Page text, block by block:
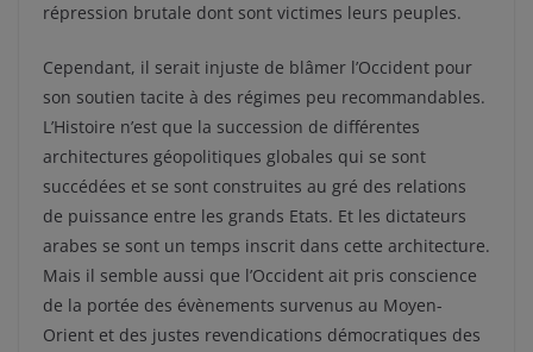
répression brutale dont sont victimes leurs peuples.
Cependant, il serait injuste de blâmer l’Occident pour
son soutien tacite à des régimes peu recommandables.
L’Histoire n’est que la succession de différentes
architectures géopolitiques globales qui se sont
succédées et se sont construites au gré des relations
de puissance entre les grands Etats. Et les dictateurs
arabes se sont un temps inscrit dans cette architecture.
Mais il semble aussi que l’Occident ait pris conscience
de la portée des évènements survenus au Moyen-
Orient et des justes revendications démocratiques des